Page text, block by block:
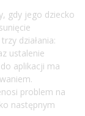
gdy jego dziecko
działania:
ustalenie
aplikacji ma
problem na
następnym